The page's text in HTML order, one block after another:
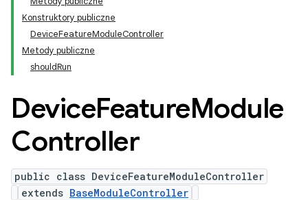
Konstruktory publiczne
DeviceFeatureModuleController
Metody publiczne
shouldRun
DeviceFeatureModule
Controller
public class DeviceFeatureModuleController
extends BaseModuleController